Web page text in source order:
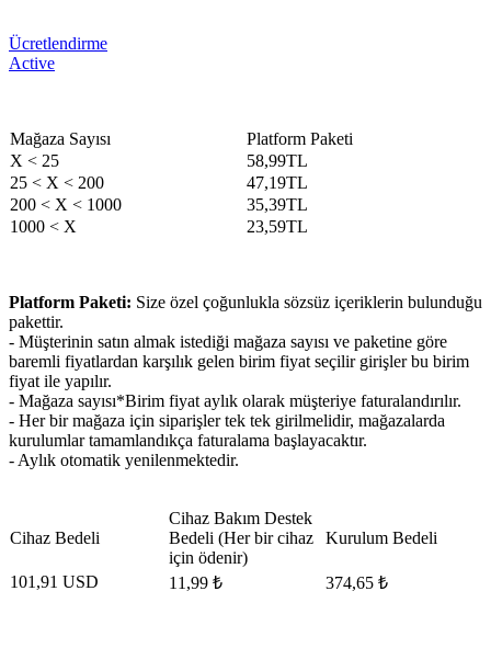
Ücretlendirme
Active
​Mağaza Sayısı
​Platform Paketi
X < 25
58,99TL
​25 < X < 200
47,19TL
200 < X < 1000
​35,39TL
1000 < X
23,59TL​
Platform Paketi: Size özel çoğunlukla sözsüz içeriklerin bulunduğu
pakettir.
- Müşterinin satın almak istediği mağaza sayısı ve paketine göre
baremli fiyatlardan karşılık gelen birim fiyat seçilir girişler bu birim
fiyat ile yapılır.
- Mağaza sayısı*Birim fiyat aylık olarak müşteriye faturalandırılır.
- Her bir mağaza için siparişler tek tek girilmelidir, mağazalarda
kurulumlar tamamlandıkça faturalama başlayacaktır.
- Aylık otomatik yenilenmektedir.
​Cihaz Bedeli
​Cihaz Bakım Destek
Bedeli (Her bir cihaz
için ödenir)
Kurulum Bedeli​
101,91 USD 11,99 ₺ 374,65 ₺